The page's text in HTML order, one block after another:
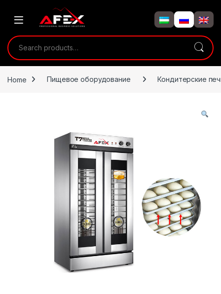
Search for:
Home Пищевое оборудование Кондитерские